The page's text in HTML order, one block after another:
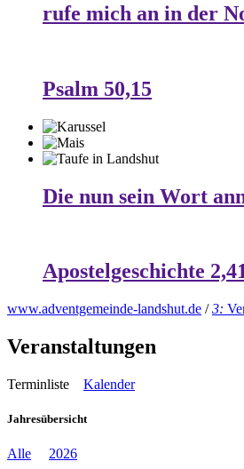
rufe mich an in der
Psalm 50,15
Die nun sein Wort
Apostelgeschichte
www.adventgemeinde-landshut.de /3:
Veranstaltungen
Terminliste Kalender
Jahresübersicht
Alle 2026